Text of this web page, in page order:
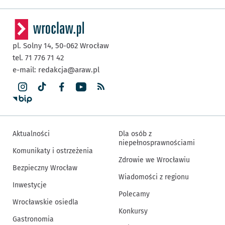
pl. Solny 14, 50-062 Wrocław
tel. 71 776 71 42
e-mail: redakcja@araw.pl
Aktualności
Komunikaty i ostrzeżenia
Bezpieczny Wrocław
Inwestycje
Wrocławskie osiedla
Gastronomia
Dla osób z
niepełnosprawnościami
Zdrowie we Wrocławiu
Wiadomości z regionu
Polecamy
Konkursy